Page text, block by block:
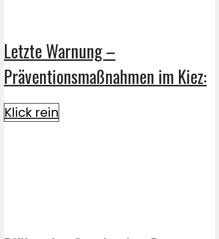
Letzte Warnung –
Präventionsmaßnahmen im Kiez:
Klick rein